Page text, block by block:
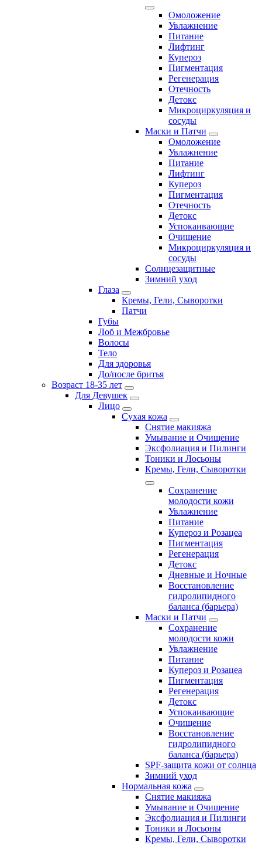
Омоложение
Увлажнение
Питание
Лифтинг
Купероз
Пигментация
Регенерация
Отечность
Детокс
Микроциркуляция и
сосуды
Маски и Патчи
Омоложение
Увлажнение
Питание
Лифтинг
Купероз
Пигментация
Отечность
Детокс
Успокаивающие
Очищение
Микроциркуляция и
сосуды
Солнцезащитные
Зимний уход
Глаза
Кремы, Гели, Сыворотки
Патчи
Губы
Лоб и Межбровье
Волосы
Тело
Для здоровья
До/после бритья
Возраст 18-35 лет
Для Девушек
Лицо
Сухая кожа
Снятие макияжа
Умывание и Очищение
Эксфолиация и Пилинги
Тоники и Лосьоны
Кремы, Гели, Сыворотки
Сохранение
молодости кожи
Увлажнение
Питание
Купероз и Розацеа
Пигментация
Регенерация
Детокс
Дневные и Ночные
Восстановление
гидролипидного
баланса (барьера)
Маски и Патчи
Сохранение
молодости кожи
Увлажнение
Питание
Купероз и Розацеа
Пигментация
Регенерация
Детокс
Успокаивающие
Очищение
Восстановление
гидролипидного
баланса (барьера)
SPF-защита кожи от солнца
Зимний уход
Нормальная кожа
Снятие макияжа
Умывание и Очищение
Эксфолиация и Пилинги
Тоники и Лосьоны
Кремы, Гели, Сыворотки